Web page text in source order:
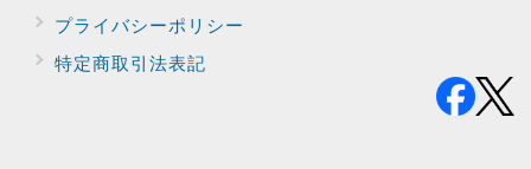
プライバシーポリシー
特定商取引法表記